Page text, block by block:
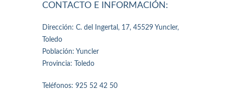
CONTACTO E INFORMACIÓN:
Dirección: C. del Ingertal, 17, 45529 Yuncler,
Toledo
Población: Yuncler
Provincia: Toledo
Teléfonos: 925 52 42 50